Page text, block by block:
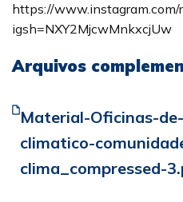
https://www.instagram.com/
igsh=NXY2MjcwMnkxcjUw
Arquivos
Material-Oficinas-
climatico-
clima_compressed-